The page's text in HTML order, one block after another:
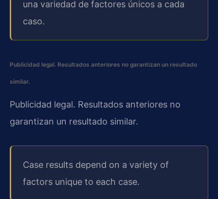
una variedad de factores únicos a cada
caso.
Publicidad legal. Resultados anteriores no garantizan un resultado
similar.
Publicidad legal. Resultados anteriores no
garantizan un resultado similar.
Case results depend on a variety of
factors unique to each case.